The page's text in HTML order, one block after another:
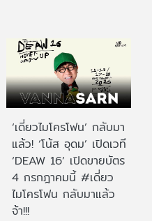
‘เดี่ยวไมโครโฟน’ กลับมา
แล้ว! ‘โน้ส อุดม’ เปิดเวที
‘DEAW 16’ เปิดขายบัตร
4 กรกฎาคมนี้ #เดี่ยว
ไมโครโฟน กลับมาแล้ว
จ้า!!!